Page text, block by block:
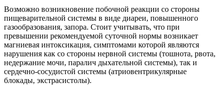
Возможно возникновение побочной реакции со стороны
пищеварительной системы в виде диареи, повышенного
газообразования, запора. Стоит учитывать, что при
превышении рекомендуемой суточной нормы возникает
магниевая интоксикация, симптомами которой являются
нарушения как со стороны нервной системы (тошнота, рвота,
недержание мочи, паралич дыхательной системы), так и
сердечно-сосудистой системы (атриовентрикулярные
блокады, экстрасистолы).